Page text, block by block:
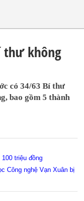
thư không
có 34/63 Bí thư
bao gồm 5 thành
triệu đồng
Công nghệ Vạn Xuân bị